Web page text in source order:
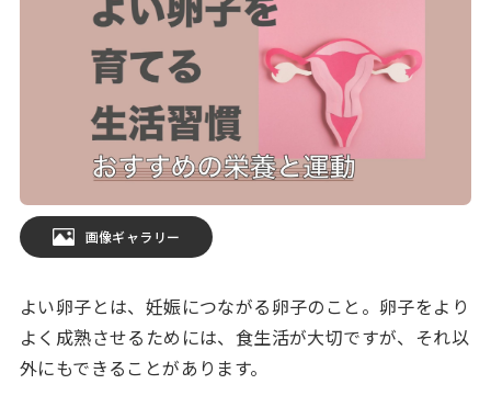
画像ギャラリー
よい卵子とは、妊娠につながる卵子のこと。卵子をより
よく成熟させるためには、食生活が大切ですが、それ以
外にもできることがあります。